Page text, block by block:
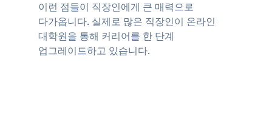
이런 점들이 직장인에게 큰 매력으로
다가옵니다. 실제로 많은 직장인이 온라인
대학원을 통해 커리어를 한 단계
업그레이드하고 있습니다.